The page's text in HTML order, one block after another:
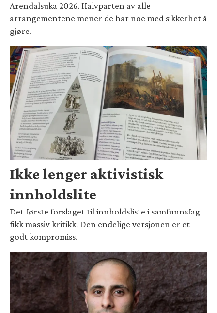
Arendalsuka 2026. Halvparten av alle
arrangementene mener de har noe med sikkerhet å
gjøre.
Ikke lenger aktivistisk
innholdslite
Det første forslaget til innholdsliste i samfunnsfag
fikk massiv kritikk. Den endelige versjonen er et
godt kompromiss.